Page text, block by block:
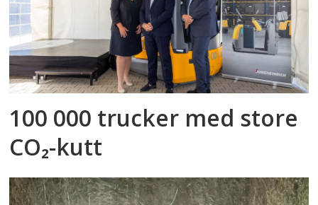
100 000 trucker med store
CO₂-kutt